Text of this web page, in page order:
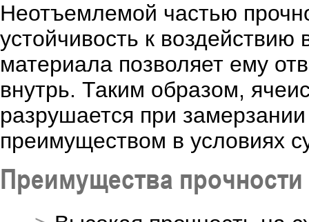
Неотъемлемой частью
устойчивость к воздействию
материала позволяет ему
внутрь. Таким образом,
разрушается при
преимуществом в условиях
Преимущества прочности